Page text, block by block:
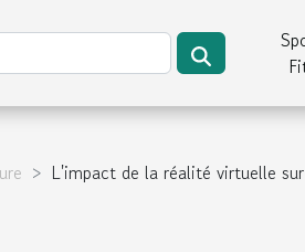
L'impact de la réalité virtuelle